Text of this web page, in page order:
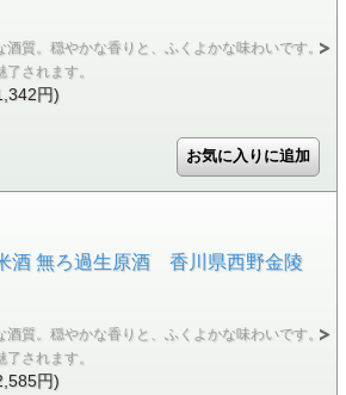
酒質。穏やかな香りと、ふくよかな味わいです。
されます。
円)
酒 無ろ過生原酒 香川県西野金陵
酒質。穏やかな香りと、ふくよかな味わいです。
されます。
円)